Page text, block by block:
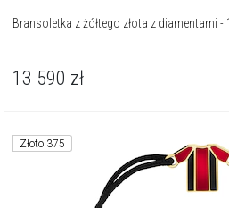
Bransoletka z żółtego złota z diamentami
13 590 zł
Złoto 375